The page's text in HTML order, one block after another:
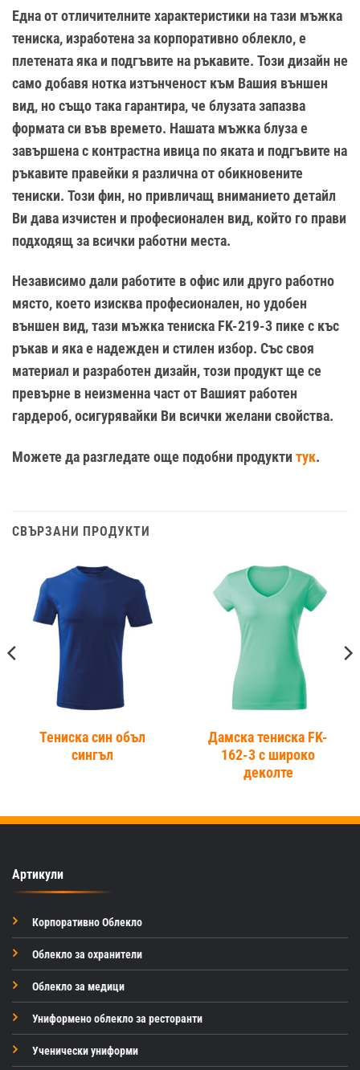
Една от отличителните характеристики на тази мъжка
тениска, изработена за корпоративно облекло, е
плетената яка и подгъвите на ръкавите. Този дизайн не
само добавя нотка изтънченост към Вашия външен
вид, но също така гарантира, че блузата запазва
формата си във времето. Нашата мъжка блуза е
завършена с контрастна ивица по яката и подгъвите на
ръкавите правейки я различна от обикновените
тениски. Този фин, но привличащ вниманието детайл
Ви дава изчистен и професионален вид, който го прави
подходящ за всички работни места.
Независимо дали работите в офис или друго работно
място, което изисква професионален, но удобен
външен вид, тази мъжка тениска FK-219-3 пике с къс
ръкав и яка е надежден и стилен избор. Със своя
материал и разработен дизайн, този продукт ще се
превърне в неизменна част от Вашият работен
гардероб, осигурявайки Ви всички желани свойства.
Можете да разгледате още подобни продукти тук.
СВЪРЗАНИ ПРОДУКТИ
Тениска син объл
сингъл
Дамска тениска FK-
162-3 с широко
деколте
Артикули
Корпоративно Облекло
Облекло за охранители
Облекло за медици
Униформено облекло за ресторанти
Ученически униформи